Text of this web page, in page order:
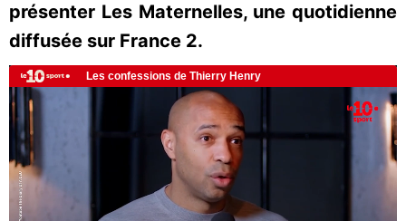
présenter Les Maternelles, une quotidienne
diffusée sur France 2.